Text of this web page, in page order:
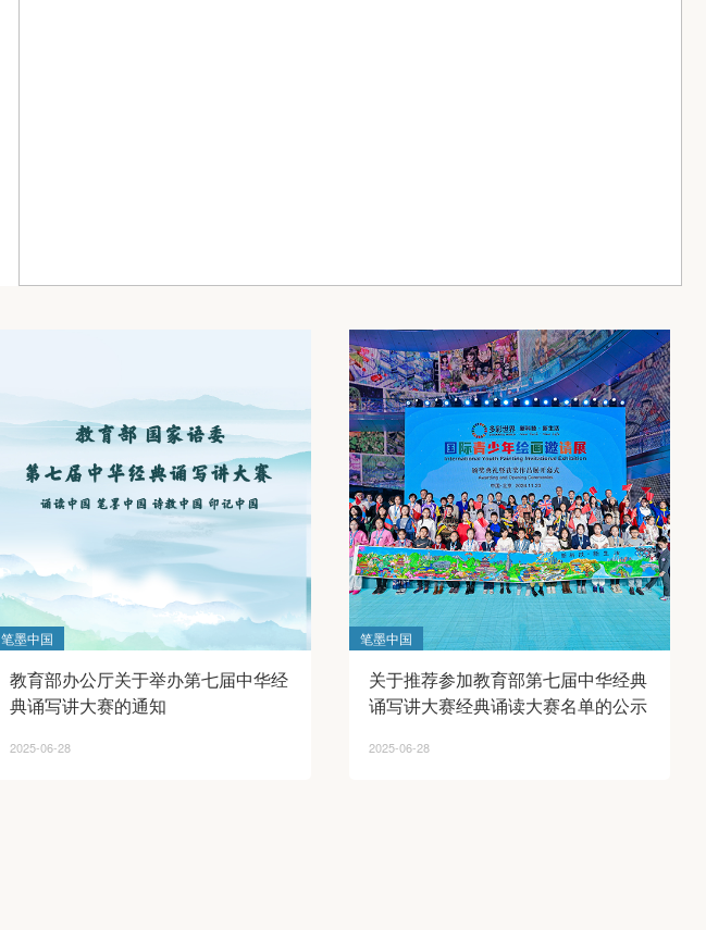
笔墨中国
教育部办公厅关于举办第七届中华经
典诵写讲大赛的通知
2025-06-28
笔墨中国
关于推荐参加教育部第七届中华经典
诵写讲大赛经典诵读大赛名单的公示
2025-06-28